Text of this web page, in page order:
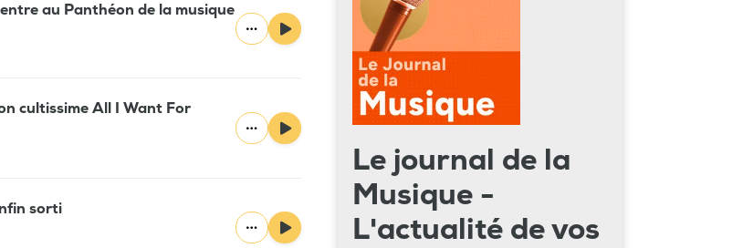
au Panthéon de la musique
cultissime All I Want For
sorti
Le journal de la
Musique -
L'actualité de vos